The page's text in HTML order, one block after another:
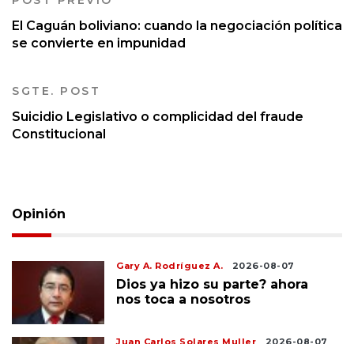
El Caguán boliviano: cuando la negociación política
se convierte en impunidad
SGTE. POST
Suicidio Legislativo o complicidad del fraude
Constitucional
Opinión
Gary A. Rodríguez A. 2026-08-07
Dios ya hizo su parte? ahora
nos toca a nosotros
Juan Carlos Solares Muller 2026-08-07